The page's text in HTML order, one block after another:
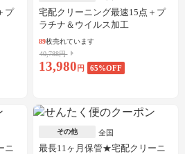
プ
宅配クリーニング最速15点＋プ
ラチナ＆ウイルス加工
89枚売れています
40,788円
13,980 円 65%OFF
ニ
その他 全国
最長11ヶ月保管★宅配クリーニ